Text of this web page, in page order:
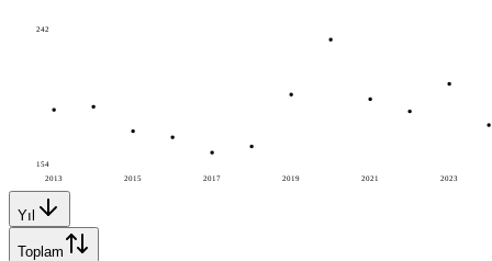
2013 2015 2017 2019 2021 2023
242
154
Yıl
Toplam